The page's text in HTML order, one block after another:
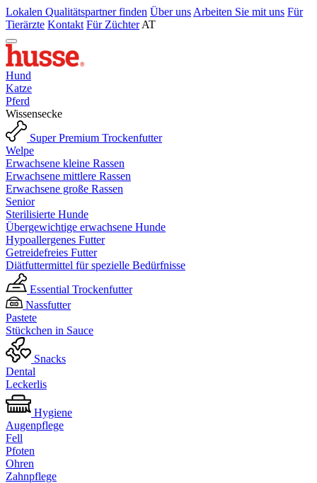
Lokalen Qualitätspartner finden Über uns Arbeiten Sie mit uns Für
Tierärzte Kontakt Für Züchter AT
Hund
Katze
Pferd
Wissensecke
Super Premium Trockenfutter
Welpe
Erwachsene kleine Rassen
Erwachsene mittlere Rassen
Erwachsene große Rassen
Senior
Sterilisierte Hunde
Übergewichtige erwachsene Hunde
Hypoallergenes Futter
Getreidefreies Futter
Diätfuttermittel für spezielle Bedürfnisse
Essential Trockenfutter
Nassfutter
Pastete
Stückchen in Sauce
Snacks
Dental
Leckerlis
Hygiene
Augenpflege
Fell
Pfoten
Ohren
Zahnpflege